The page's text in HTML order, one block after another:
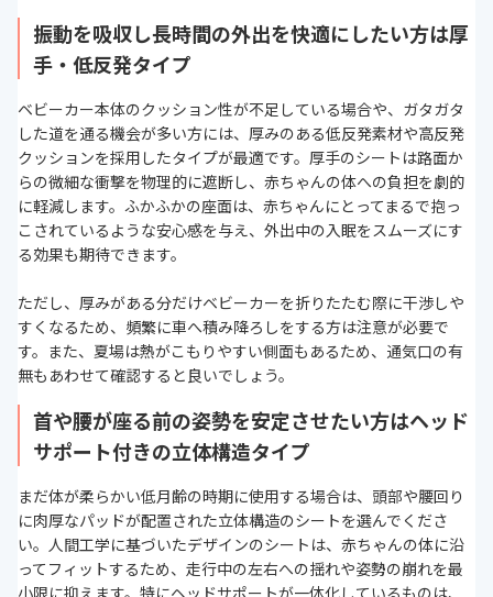
振動を吸収し長時間の外出を快適にしたい方は厚
手・低反発タイプ
ベビーカー本体のクッション性が不足している場合や、ガタガタ
した道を通る機会が多い方には、厚みのある低反発素材や高反発
クッションを採用したタイプが最適です。厚手のシートは路面か
らの微細な衝撃を物理的に遮断し、赤ちゃんの体への負担を劇的
に軽減します。ふかふかの座面は、赤ちゃんにとってまるで抱っ
こされているような安心感を与え、外出中の入眠をスムーズにす
る効果も期待できます。
ただし、厚みがある分だけベビーカーを折りたたむ際に干渉しや
すくなるため、頻繁に車へ積み降ろしをする方は注意が必要で
す。また、夏場は熱がこもりやすい側面もあるため、通気口の有
無もあわせて確認すると良いでしょう。
首や腰が座る前の姿勢を安定させたい方はヘッド
サポート付きの立体構造タイプ
まだ体が柔らかい低月齢の時期に使用する場合は、頭部や腰回り
に肉厚なパッドが配置された立体構造のシートを選んでくださ
い。人間工学に基づいたデザインのシートは、赤ちゃんの体に沿
ってフィットするため、走行中の左右への揺れや姿勢の崩れを最
小限に抑えます。特にヘッドサポートが一体化しているものは、